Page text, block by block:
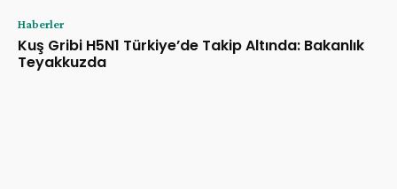
Haberler
Kuş Gribi H5N1 Türkiye’de Takip Altında: Bakanlık
Teyakkuzda